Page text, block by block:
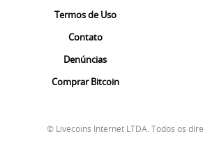
Termos de Uso
Contato
Denúncias
Comprar Bitcoin
© Livecoins Internet LTDA. Todos os